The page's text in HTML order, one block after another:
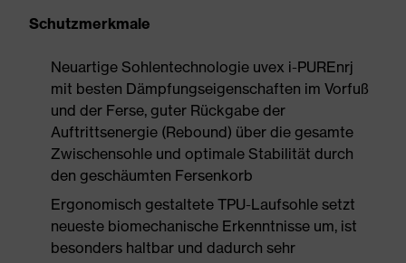
Schutzmerkmale
Neuartige Sohlentechnologie uvex i-PUREnrj
mit besten Dämpfungseigenschaften im Vorfuß
und der Ferse, guter Rückgabe der
Auftrittsenergie (Rebound) über die gesamte
Zwischensohle und optimale Stabilität durch
den geschäumten Fersenkorb
Ergonomisch gestaltete TPU-Laufsohle setzt
neueste biomechanische Erkenntnisse um, ist
besonders haltbar und dadurch sehr